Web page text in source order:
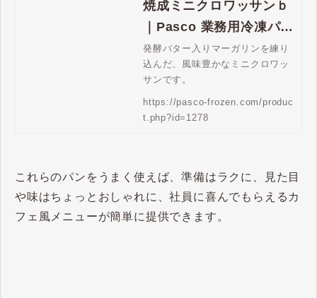
焼成ミニクロワッサンｂ
｜Pasco 業務用冷凍パン
生地通販 | Pasco 業務用
冷凍パン生地通販
発酵バター入りマーガリンを練り
込んだ、風味豊かなミニクロワッ
サンです。
https://pasco-frozen.com/produc
t.php?id=1278
これらのパンをうまく使えば、準備はラクに、見た目
や味はちょっとおしゃれに、社員に喜んでもらえるカ
フェ風メニューが簡単に提供できます。